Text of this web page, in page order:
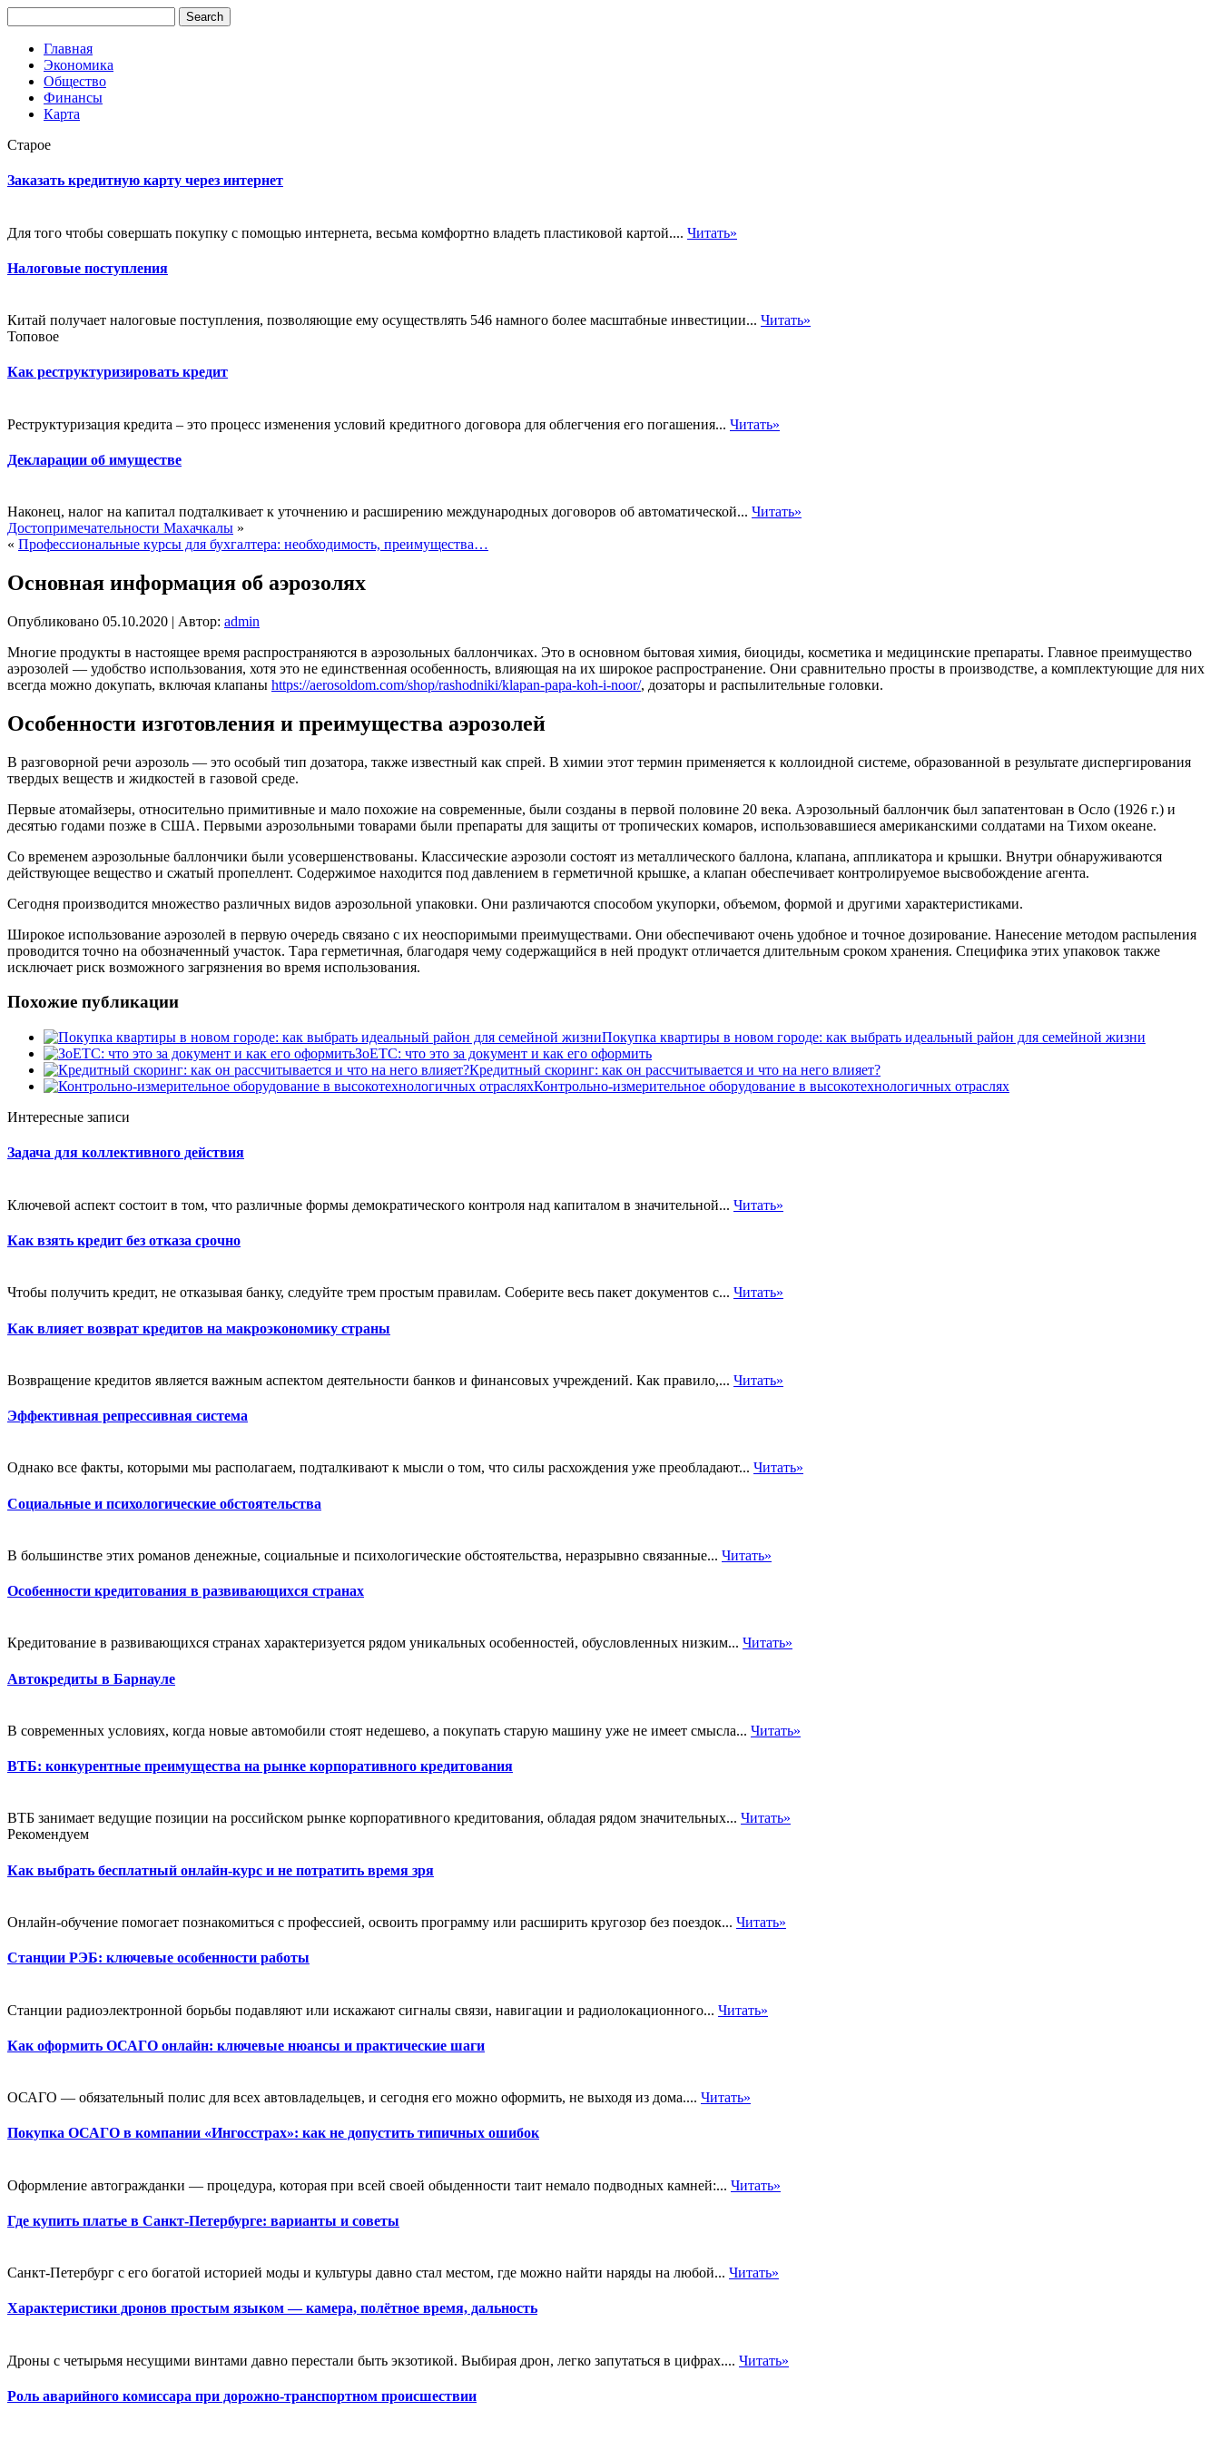
Главная
Экономика
Общество
Финансы
Карта
Старое
Заказать кредитную карту через интернет
Для того чтобы совершать покупку с помощью интернета, весьма комфортно владеть пластиковой картой.... Читать»
Налоговые поступления
Китай получает налоговые поступления, позволяющие ему осуществлять 546 намного более масштабные инвестиции... Читать»
Топовое
Как реструктуризировать кредит
Реструктуризация кредита – это процесс изменения условий кредитного договора для облегчения его погашения... Читать»
Декларации об имуществе
Наконец, налог на капитал подталкивает к уточнению и расширению международных договоров об автоматической... Читать»
Достопримечательности Махачкалы »
« Профессиональные курсы для бухгалтера: необходимость, преимущества…
Основная информация об аэрозолях
Опубликовано 05.10.2020 | Автор: admin
Многие продукты в настоящее время распространяются в аэрозольных баллончиках. Это в основном бытовая химия, биоциды, косметика и медицинские препараты. Главное преимущество
аэрозолей — удобство использования, хотя это не единственная особенность, влияющая на их широкое распространение. Они сравнительно просты в производстве, а комплектующие для них
всегда можно докупать, включая клапаны https://aerosoldom.com/shop/rashodniki/klapan-papa-koh-i-noor/, дозаторы и распылительные головки.
Особенности изготовления и преимущества аэрозолей
В разговорной речи аэрозоль — это особый тип дозатора, также известный как спрей. В химии этот термин применяется к коллоидной системе, образованной в результате диспергирования
твердых веществ и жидкостей в газовой среде.
Первые атомайзеры, относительно примитивные и мало похожие на современные, были созданы в первой половине 20 века. Аэрозольный баллончик был запатентован в Осло (1926 г.) и
десятью годами позже в США. Первыми аэрозольными товарами были препараты для защиты от тропических комаров, использовавшиеся американскими солдатами на Тихом океане.
Со временем аэрозольные баллончики были усовершенствованы. Классические аэрозоли состоят из металлического баллона, клапана, аппликатора и крышки. Внутри обнаруживаются
действующее вещество и сжатый пропеллент. Содержимое находится под давлением в герметичной крышке, а клапан обеспечивает контролируемое высвобождение агента.
Сегодня производится множество различных видов аэрозольной упаковки. Они различаются способом укупорки, объемом, формой и другими характеристиками.
Широкое использование аэрозолей в первую очередь связано с их неоспоримыми преимуществами. Они обеспечивают очень удобное и точное дозирование. Нанесение методом распыления
проводится точно на обозначенный участок. Тара герметичная, благодаря чему содержащийся в ней продукт отличается длительным сроком хранения. Специфика этих упаковок также
исключает риск возможного загрязнения во время использования.
Похожие публикации
Покупка квартиры в новом городе: как выбрать идеальный район для семейной жизни
ЗоЕТС: что это за документ и как его оформить
Кредитный скоринг: как он рассчитывается и что на него влияет?
Контрольно-измерительное оборудование в высокотехнологичных отраслях
Интересные записи
Задача для коллективного действия
Ключевой аспект состоит в том, что различные формы демократического контроля над капиталом в значительной... Читать»
Как взять кредит без отказа срочно
Чтобы получить кредит, не отказывая банку, следуйте трем простым правилам. Соберите весь пакет документов с... Читать»
Как влияет возврат кредитов на макроэкономику страны
Возвращение кредитов является важным аспектом деятельности банков и финансовых учреждений. Как правило,... Читать»
Эффективная репрессивная система
Однако все факты, которыми мы располагаем, подталкивают к мысли о том, что силы расхождения уже преобладают... Читать»
Социальные и психологические обстоятельства
В большинстве этих романов денежные, социальные и психологические обстоятельства, неразрывно связанные... Читать»
Особенности кредитования в развивающихся странах
Кредитование в развивающихся странах характеризуется рядом уникальных особенностей, обусловленных низким... Читать»
Автокредиты в Барнауле
В современных условиях, когда новые автомобили стоят недешево, а покупать старую машину уже не имеет смысла... Читать»
ВТБ: конкурентные преимущества на рынке корпоративного кредитования
ВТБ занимает ведущие позиции на российском рынке корпоративного кредитования, обладая рядом значительных... Читать»
Рекомендуем
Как выбрать бесплатный онлайн-курс и не потратить время зря
Онлайн-обучение помогает познакомиться с профессией, освоить программу или расширить кругозор без поездок... Читать»
Станции РЭБ: ключевые особенности работы
Станции радиоэлектронной борьбы подавляют или искажают сигналы связи, навигации и радиолокационного... Читать»
Как оформить ОСАГО онлайн: ключевые нюансы и практические шаги
ОСАГО — обязательный полис для всех автовладельцев, и сегодня его можно оформить, не выходя из дома.... Читать»
Покупка ОСАГО в компании «Ингосстрах»: как не допустить типичных ошибок
Оформление автогражданки — процедура, которая при всей своей обыденности таит немало подводных камней:... Читать»
Где купить платье в Санкт-Петербурге: варианты и советы
Санкт-Петербург с его богатой историей моды и культуры давно стал местом, где можно найти наряды на любой... Читать»
Характеристики дронов простым языком — камера, полётное время, дальность
Дроны с четырьмя несущими винтами давно перестали быть экзотикой. Выбирая дрон, легко запутаться в цифрах.... Читать»
Роль аварийного комиссара при дорожно-транспортном происшествии